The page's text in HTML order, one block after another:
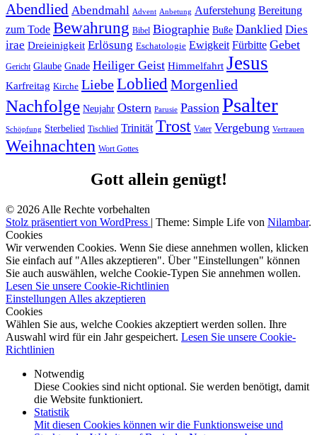
Abendlied Abendmahl Advent Anbetung Auferstehung Bereitung
zum Tode Bewahrung Bibel Biographie Buße Danklied Dies
irae Dreieinigkeit Erlösung Eschatologie Ewigkeit Fürbitte Gebet
Gericht Glaube Gnade Heiliger Geist Himmelfahrt Jesus
Karfreitag Kirche LiebeLobliedMorgenlied
Nachfolge Neujahr Ostern Parusie Passion Psalter
Schöpfung Sterbelied Tischlied Trinität Trost Vater Vergebung Vertrauen
Weihnachten Wort Gottes
Gott allein genügt!
© 2026 Alle Rechte vorbehalten
Stolz präsentiert von WordPress | Theme: Simple Life von Nilambar.
Cookies
Wir verwenden Cookies. Wenn Sie diese annehmen wollen, klicken
Sie einfach auf "Alles akzeptieren". Über "Einstellungen" können
Sie auch auswählen, welche Cookie-Typen Sie annehmen wollen.
Lesen Sie unsere Cookie-Richtlinien
Einstellungen Alles akzeptieren
Cookies
Wählen Sie aus, welche Cookies akzeptiert werden sollen. Ihre
Auswahl wird für ein Jahr gespeichert. Lesen Sie unsere Cookie-
Richtlinien
Notwendig
Diese Cookies sind nicht optional. Sie werden benötigt, damit
die Website funktioniert.
Statistik
Mit diesen Cookies können wir die Funktionsweise und